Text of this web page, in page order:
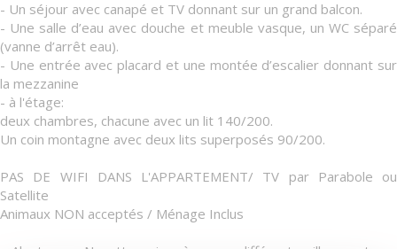
- Un séjour avec canapé et TV donnant sur un grand balcon.
- Une salle d’eau avec douche et meuble vasque, un WC séparé
(vanne d’arrêt eau).
- Une entrée avec placard et une montée d’escalier donnant sur
la mezzanine
- à l'étage:
deux chambres, chacune avec un lit 140/200.
Un coin montagne avec deux lits superposés 90/200.
PAS DE WIFI DANS L'APPARTEMENT/ TV par Parabole ou
Satellite
Animaux NON acceptés / Ménage Inclus